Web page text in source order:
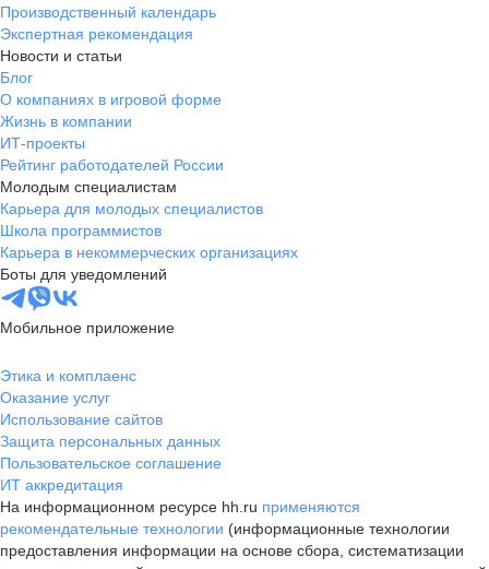
Производственный календарь
Экспертная рекомендация
Новости и статьи
Блог
О компаниях в игровой форме
Жизнь в компании
ИТ-проекты
Рейтинг работодателей России
Молодым специалистам
Карьера для молодых специалистов
Школа программистов
Карьера в некоммерческих организациях
Боты для уведомлений
Мобильное приложение
Этика и комплаенс
Оказание услуг
Использование сайтов
Защита персональных данных
Пользовательское соглашение
ИТ аккредитация
На информационном ресурсе hh.ru применяются
рекомендательные технологии (информационные технологии
предоставления информации на основе сбора, систематизации